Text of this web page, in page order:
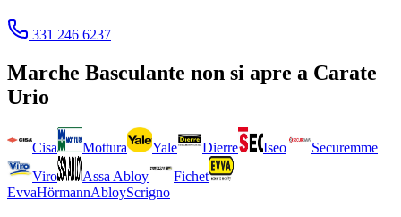
331 246 6237
Marche Basculante non si apre a Carate
Urio
Cisa Mottura Yale Dierre Iseo
Securemme
Viro
Assa Abloy
Fichet
EvvaHörmannAbloyScrigno